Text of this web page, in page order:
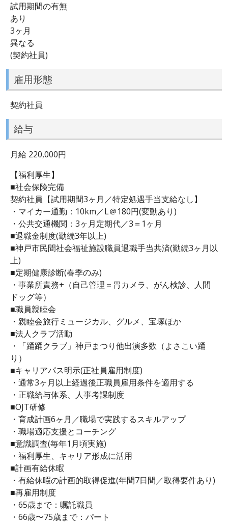
試用期間の有無
あり
3ヶ月
異なる
(契約社員)
雇用形態
契約社員
給与
月給 220,000円
【福利厚生】
■社会保険完備
契約社員【試用期間3ヶ月／特定処遇手当支給なし】
・マイカー通勤：10km／L＠180円(変動あり)
・公共交通機関：3ヶ月定期代／3＝1ヶ月
■退職金制度(勤続3年以上)
■神戸市民間社会福祉施設職員退職手当共済(勤続3ヶ月以
上)
■定期健康診断(春季のみ)
・事業所責務+（自己管理＝胃カメラ、がん検診、人間
ドッグ等）
■職員親睦会
・親睦会旅行ミュージカル、グルメ、宝塚ほか
■法人クラブ活動
・「踊踊クラブ」神戸まつり他出演多数（よさこい踊
り）
■キャリアパス明示(正社員雇用制度)
・通常3ヶ月以上経過後正職員雇用条件を適用する
・正職給与体系、人事考課制度
■OJT研修
・育成計画6ヶ月／職場で実践するスキルアップ
・職場適応支援とコーチング
■意識調査(毎年1月頃実施)
・福利厚生、キャリア形成に活用
■計画有給休暇
・有給休暇の計画的取得促進(年間7日間／取得要件あり)
■再雇用制度
・65歳まで：嘱託職員
・66歳〜75歳まで：パート